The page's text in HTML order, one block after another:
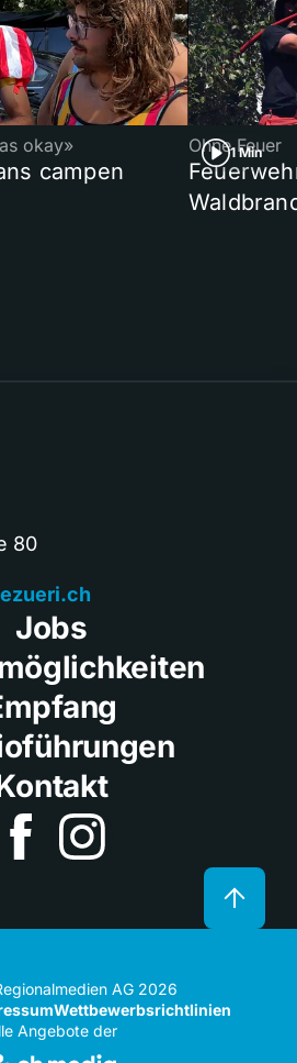
okay»
campen
1 Min
Ohne Feuer
80
Jobs
AG 2026
Wettbewerbsrichtlinien
Angebote der